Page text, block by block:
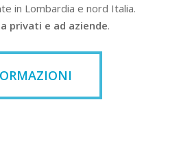
in Lombardia e nord Italia.
privati e ad aziende.